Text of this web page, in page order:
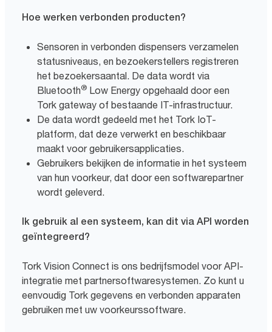
Hoe werken verbonden producten?
Sensoren in verbonden dispensers verzamelen
statusniveaus, en bezoekerstellers registreren
het bezoekersaantal. De data wordt via
Bluetooth® Low Energy opgehaald door een
Tork gateway of bestaande IT-infrastructuur.
De data wordt gedeeld met het Tork IoT-
platform, dat deze verwerkt en beschikbaar
maakt voor gebruikersapplicaties.
Gebruikers bekijken de informatie in het systeem
van hun voorkeur, dat door een softwarepartner
wordt geleverd.
Ik gebruik al een systeem, kan dit via API worden
geïntegreerd?
Tork Vision Connect is ons bedrijfsmodel voor API-
integratie met partnersoftwaresystemen. Zo kunt u
eenvoudig Tork gegevens en verbonden apparaten
gebruiken met uw voorkeurssoftware.